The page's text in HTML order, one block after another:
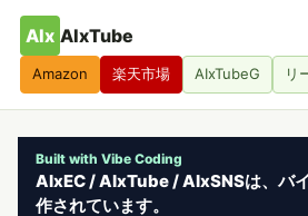
AIx AIxTube
Amazon 楽天市場 AIxTubeG リ
Built with Vibe Coding
AIxEC / AIxTube / AIxSNSは、バ
作されています。